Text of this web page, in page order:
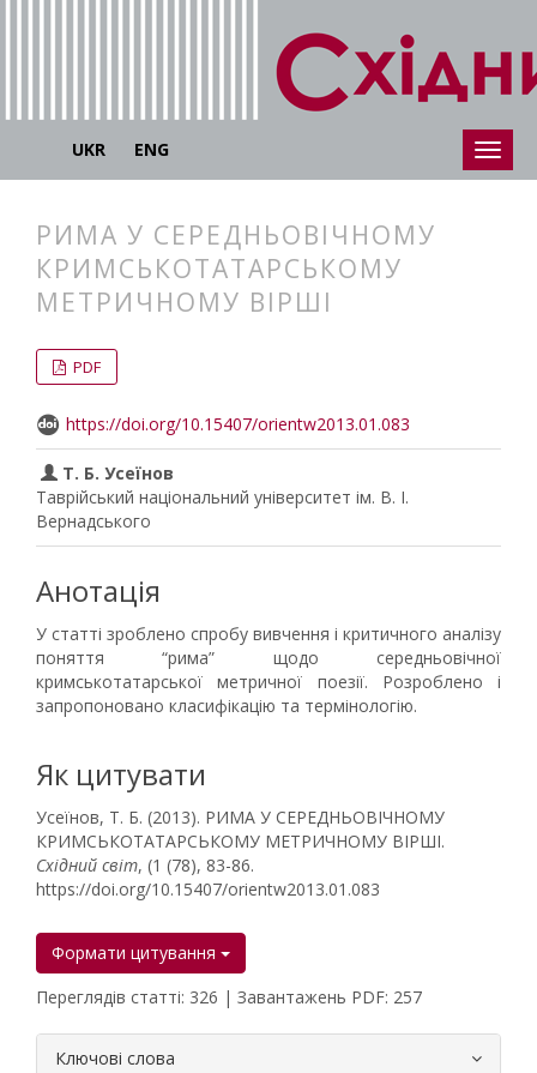
UKR ENG
РИМА У СЕРЕДНЬОВІЧНОМУ
КРИМСЬКОТАТАРСЬКОМУ
МЕТРИЧНОМУ ВІРШІ
PDF
https://doi.org/10.15407/orientw2013.01.083
Т. Б. Усеїнов
Таврійський національний університет ім. В. І.
Вернадського
Анотація
У статті зроблено спробу вивчення і критичного аналізу
поняття “рима” щодо середньовічної
кримськотатарської метричної поезії. Розроблено і
запропоновано класифікацію та термінологію.
Як цитувати
Усеїнов, Т. Б. (2013). РИМА У СЕРЕДНЬОВІЧНОМУ
КРИМСЬКОТАТАРСЬКОМУ МЕТРИЧНОМУ ВІРШІ.
Східний світ, (1 (78), 83-86.
https://doi.org/10.15407/orientw2013.01.083
Формати цитування
Переглядів статті: 326 | Завантажень PDF: 257
Ключові слова